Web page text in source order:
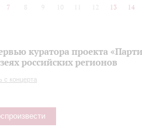
7 8 9 10 12 13 14
куратора проекта
российских регионов
с концерта